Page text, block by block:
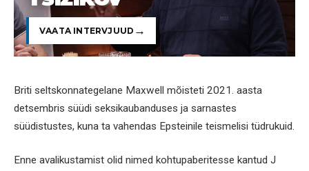
VAATA INTERVJUUD
Briti seltskonnategelane Maxwell mõisteti 2021. aasta
detsembris süüdi seksikaubanduses ja sarnastes
süüdistustes, kuna ta vahendas Epsteinile teismelisi tüdrukuid.
Enne avalikustamist olid nimed kohtupaberitesse kantud J